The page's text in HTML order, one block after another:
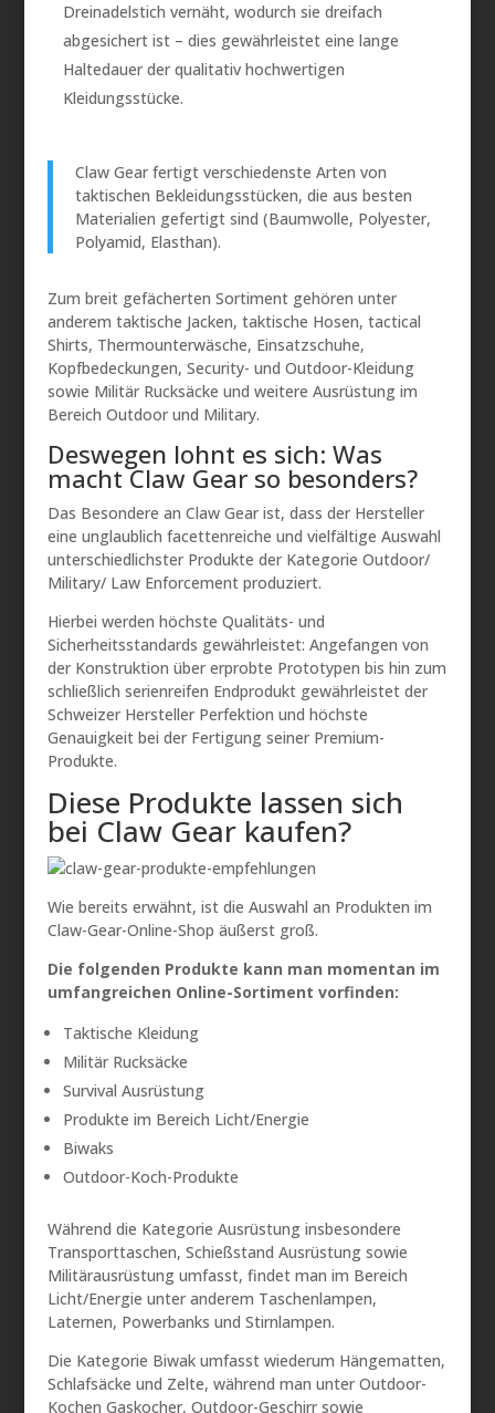
Dreinadelstich vernäht, wodurch sie dreifach
abgesichert ist – dies gewährleistet eine lange
Haltedauer der qualitativ hochwertigen
Kleidungsstücke.
Claw Gear fertigt verschiedenste Arten von
taktischen Bekleidungsstücken, die aus besten
Materialien gefertigt sind (Baumwolle, Polyester,
Polyamid, Elasthan).
Zum breit gefächerten Sortiment gehören unter
anderem taktische Jacken, taktische Hosen, tactical
Shirts, Thermounterwäsche, Einsatzschuhe,
Kopfbedeckungen, Security- und Outdoor-Kleidung
sowie Militär Rucksäcke und weitere Ausrüstung im
Bereich Outdoor und Military.
Deswegen lohnt es sich: Was
macht Claw Gear so besonders?
Das Besondere an Claw Gear ist, dass der Hersteller
eine unglaublich facettenreiche und vielfältige Auswahl
unterschiedlichster Produkte der Kategorie Outdoor/
Military/ Law Enforcement produziert.
Hierbei werden höchste Qualitäts- und
Sicherheitsstandards gewährleistet: Angefangen von
der Konstruktion über erprobte Prototypen bis hin zum
schließlich serienreifen Endprodukt gewährleistet der
Schweizer Hersteller Perfektion und höchste
Genauigkeit bei der Fertigung seiner Premium-
Produkte.
Diese Produkte lassen sich
bei Claw Gear kaufen?
Wie bereits erwähnt, ist die Auswahl an Produkten im
Claw-Gear-Online-Shop äußerst groß.
Die folgenden Produkte kann man momentan im
umfangreichen Online-Sortiment vorfinden:
Taktische Kleidung
Militär Rucksäcke
Survival Ausrüstung
Produkte im Bereich Licht/Energie
Biwaks
Outdoor-Koch-Produkte
Während die Kategorie Ausrüstung insbesondere
Transporttaschen, Schießstand Ausrüstung sowie
Militärausrüstung umfasst, findet man im Bereich
Licht/Energie unter anderem Taschenlampen,
Laternen, Powerbanks und Stirnlampen.
Die Kategorie Biwak umfasst wiederum Hängematten,
Schlafsäcke und Zelte, während man unter Outdoor-
Kochen Gaskocher, Outdoor-Geschirr sowie